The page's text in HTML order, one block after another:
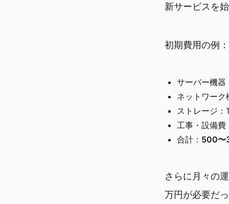
新サービスを
初期費用の例：
サーバー機
ネットワー
ストレージ
工事・設備
合計： 500〜
さらに月々の
万円が必要だ